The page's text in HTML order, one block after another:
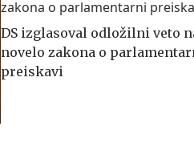
DS izglasoval odložilni veto
novelo zakona o
preiskavi